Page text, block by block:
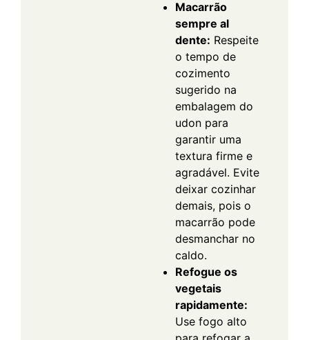
Macarrão
sempre al
dente: Respeite
o tempo de
cozimento
sugerido na
embalagem do
udon para
garantir uma
textura firme e
agradável. Evite
deixar cozinhar
demais, pois o
macarrão pode
desmanchar no
caldo.
Refogue os
vegetais
rapidamente:
Use fogo alto